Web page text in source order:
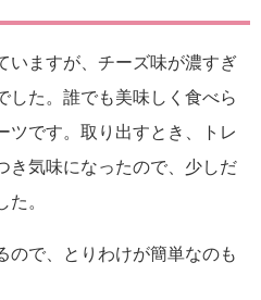
いますが、チーズ味が濃すぎ
した。誰でも美味しく食べら
ツです。取り出すとき、トレ
き気味になったので、少しだ
。
ので、とりわけが簡単なのも